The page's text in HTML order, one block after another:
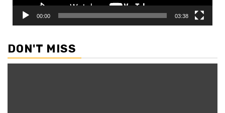
00:00 03:38
DON'T MISS